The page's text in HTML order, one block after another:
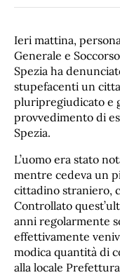
Ieri mattina,
Generale e
Spezia ha
stupefacenti un
pluripregiudicato e
provvedimento di
Spezia.
L’uomo era stato
mentre cedeva un
cittadino straniero,
Controllato
anni regolarmente
effettivamente
modica quantità di
alla locale